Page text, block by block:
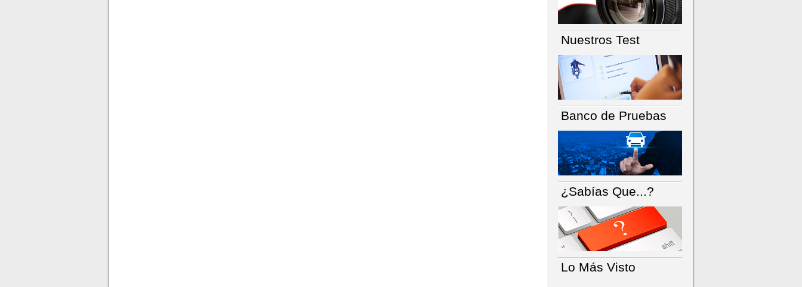
Nuestros Test
Banco de Pruebas
¿Sabías Que...?
Lo Más Visto